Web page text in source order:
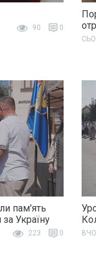
90 0
пам'ять
Україну
223 0